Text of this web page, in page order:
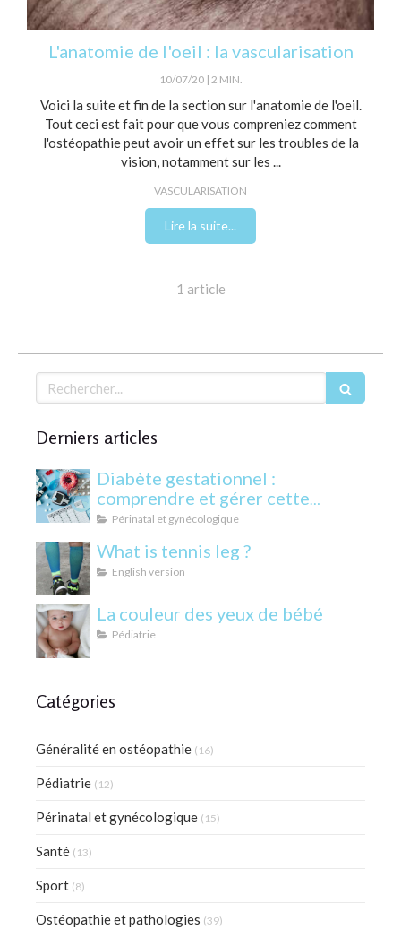
L'anatomie de l'oeil : la vascularisation
10/07/20 2 MIN.
Voici la suite et fin de la section sur l'anatomie de l'oeil.
Tout ceci est fait pour que vous compreniez comment
l'ostéopathie peut avoir un effet sur les troubles de la
vision, notamment sur les ...
VASCULARISATION
Lire la suite...
1 article
Rechercher
Derniers articles
Diabète gestationnel :
comprendre et gérer cette
condition pendant la grossesse
Périnatal et gynécologique
What is tennis leg ?
English version
La couleur des yeux de bébé
Pédiatrie
Catégories
Généralité en ostéopathie (16)
Pédiatrie (12)
Périnatal et gynécologique (15)
Santé (13)
Sport (8)
Ostéopathie et pathologies (39)